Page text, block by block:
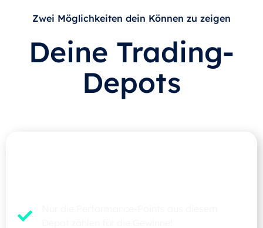
Zwei Möglichkeiten dein Können zu zeigen
Deine Trading-
Depots